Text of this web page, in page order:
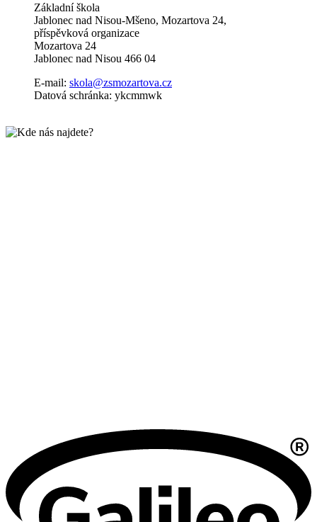
Základní škola
Jablonec nad Nisou-Mšeno, Mozartova 24,
příspěvková organizace
Mozartova 24
Jablonec nad Nisou 466 04
E-mail: skola@zsmozartova.cz
Datová schránka: ykcmmwk